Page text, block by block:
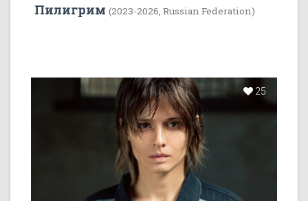
Пилигрим (2023-2026, Russian Federation)
25